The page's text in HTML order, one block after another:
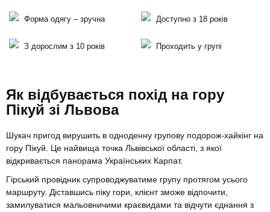
Форма одягу – зручна Доступно з 18 років
З дорослим з 10 років Проходить у групі
Як відбувається похід на гору
Пікуй зі Львова
Шукач пригод вирушить в одноденну групову подорож-хайкінг на
гору Пікуй. Це найвища точка Львівської області, з якої
відкривається панорама Українських Карпат.
Гірський провідник супроводжуватиме групу протягом усього
маршруту. Діставшись піку гори, клієнт зможе відпочити,
замилуватися мальовничими краєвидами та відчути єднання з